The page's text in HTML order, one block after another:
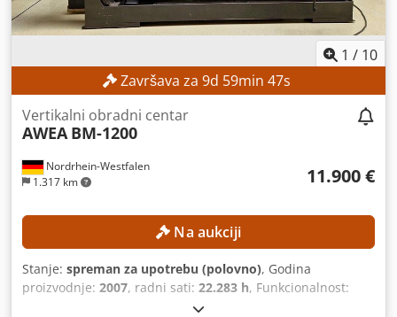
1 / 10
Završava za 9d 59min 46s
Nordrhein-Westfalen
1.317 km
Vertikalni obradni centar
AWEA BM-1200
11.900 €
Na aukciji
Stanje: spreman za upotrebu (polovno), Godina
proizvodnje: 2007, radni sati: 22.283 h, Funkcionalnost:
, broj mašine/vozila: